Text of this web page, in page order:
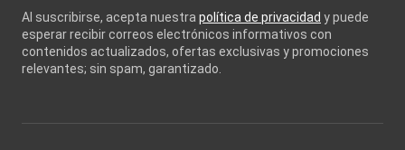
Al suscribirse, acepta nuestrapolítica de privacidad y puede
esperar recibir correos electrónicos informativos con
contenidos actualizados, ofertas exclusivas y promociones
relevantes; sin spam, garantizado.